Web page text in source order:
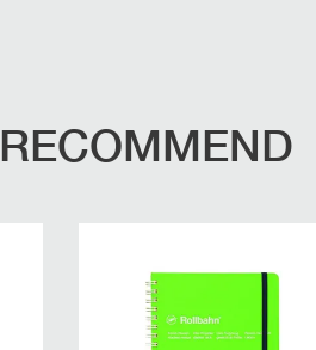
RECOMMEND